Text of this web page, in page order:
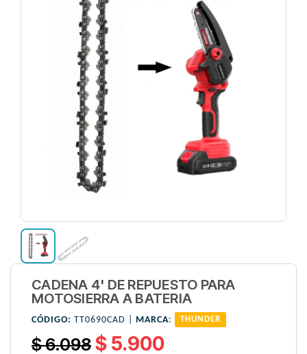
CADENA 4' DE REPUESTO PARA
MOTOSIERRA A BATERIA
CÓDIGO: TT0690CAD | MARCA: THUNDER
$ 6.098 $ 5.900